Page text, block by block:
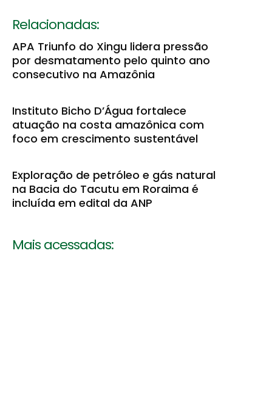
Relacionadas:
APA Triunfo do Xingu lidera pressão
por desmatamento pelo quinto ano
consecutivo na Amazônia
Instituto Bicho D’Água fortalece
atuação na costa amazônica com
foco em crescimento sustentável
Exploração de petróleo e gás natural
na Bacia do Tacutu em Roraima é
incluída em edital da ANP
Mais acessadas: